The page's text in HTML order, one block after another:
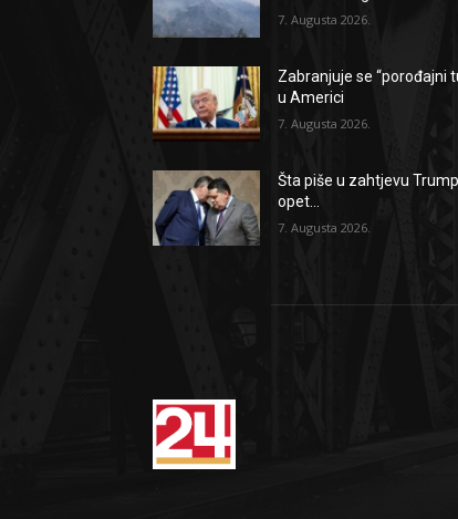
7. Augusta 2026.
Zabranjuje se “porođajni
u Americi
7. Augusta 2026.
Šta piše u zahtjevu
opet...
7. Augusta 2026.